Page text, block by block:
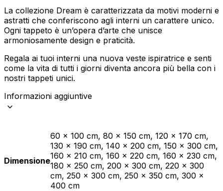
La collezione Dream è caratterizzata da motivi moderni e
astratti che conferiscono agli interni un carattere unico.
Ogni tappeto è un’opera d’arte che unisce
armoniosamente design e praticità.
Regala ai tuoi interni una nuova veste ispiratrice e senti
come la vita di tutti i giorni diventa ancora più bella con i
nostri tappeti unici.
Informazioni aggiuntive
Dimensione
60 x 100 cm, 80 x 150 cm, 120 x 170 cm,
130 x 190 cm, 140 x 200 cm, 150 x 300 cm,
160 x 210 cm, 160 x 220 cm, 160 x 230 cm,
180 x 250 cm, 200 x 300 cm, 220 x 300
cm, 250 x 300 cm, 250 x 350 cm, 300 x
400 cm